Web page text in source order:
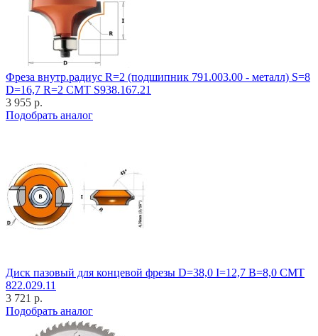
Фреза внутр.радиус R=2 (подшипник 791.003.00 - металл) S=8
D=16,7 R=2 CMT S938.167.21
3 955 р.
Подобрать аналог
Диск пазовый для концевой фрезы D=38,0 I=12,7 B=8,0 CMT
822.029.11
3 721 р.
Подобрать аналог